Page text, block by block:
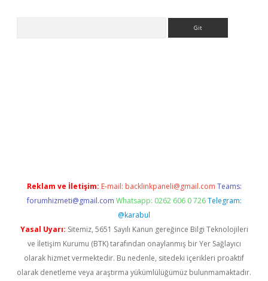
Reklam ve İletişim: E-mail: backlinkpaneli@gmail.com Teams:
forumhizmeti@gmail.com Whatsapp: 0262 606 0 726 Telegram:
@karabul
Yasal Uyarı: Sitemiz, 5651 Sayılı Kanun gereğince Bilgi Teknolojileri
ve İletişim Kurumu (BTK) tarafından onaylanmış bir Yer Sağlayıcı
olarak hizmet vermektedir. Bu nedenle, sitedeki içerikleri proaktif
olarak denetleme veya araştırma yükümlülüğümüz bulunmamaktadır.